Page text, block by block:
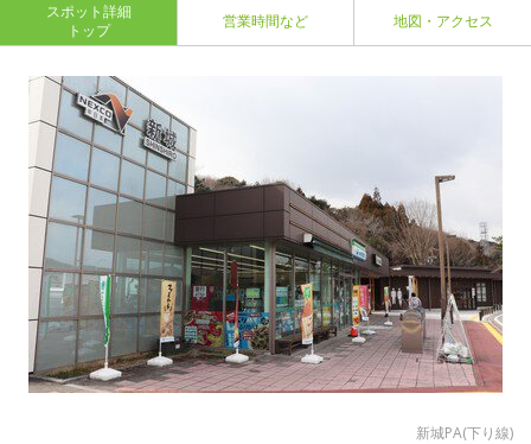
スポット詳細
トップ
営業時間など 地図・アクセス
新城PA(下り線)